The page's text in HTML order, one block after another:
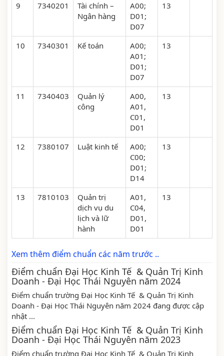
9 7340201
Tài chính –
Ngân hàng
A00;
D01;
D07
13
10 7340301 Kế toán
A00;
A01;
D01;
D07
13
11 7340403
Quản lý
công
A00,
A01,
C01,
D01
13
12 7380107 Luật kinh tế
A00;
C00;
D01;
D14
13
13 7810103
Quản trị
dịch vụ du
lịch và lữ
hành
A01,
C04,
D01,
D01
13
Xem thêm điểm chuẩn các năm trước ..
Điểm chuẩn Đại Học Kinh Tế & Quản Trị Kinh
Doanh - Đại Học Thái Nguyên năm 2024
Điểm chuẩn trường Đại Học Kinh Tế & Quản Trị Kinh
Doanh - Đại Học Thái Nguyên năm 2024 đang được cập
nhật ...
Điểm chuẩn Đại Học Kinh Tế & Quản Trị Kinh
Doanh - Đại Học Thái Nguyên năm 2023
Điểm chuẩn trường Đại Học Kinh Tế & Quản Trị Kinh